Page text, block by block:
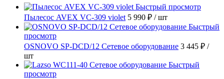
Быстрый просмотр
Пылесос AVEX VC-309 violet 5 990 ₽ / шт
Быстрый
просмотр
OSNOVO SP-DCD/12 Сетевое оборудование 3 445 ₽ /
шт
Быстрый
просмотр